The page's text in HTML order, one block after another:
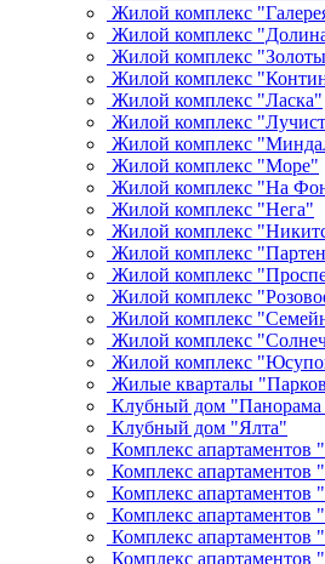
Жилой комплекс
Жилой комплекс
Жилой комплекс
Жилой комплекс
Жилой комплекс "Ласка"
Жилой комплекс
Жилой комплекс
Жилой комплекс "Море"
Жилой комплекс "На
Жилой комплекс "Нега"
Жилой комплекс
Жилой комплекс
Жилой комплекс
Жилой комплекс
Жилой комплекс
Жилой комплекс
Жилой комплекс
Жилые кварталы
Клубный дом
Клубный дом "Ялта"
Комплекс апартаментов
Комплекс апартаментов
Комплекс апартаментов
Комплекс апартаментов
Комплекс
Комплекс апартаментов